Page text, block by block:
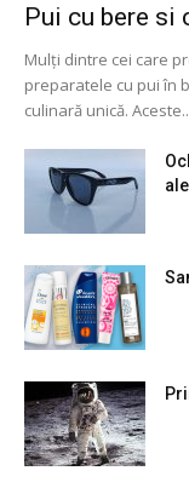
Pui cu bere si
Mulți dintre cei care
preparatele cu pui în
culinară unică.